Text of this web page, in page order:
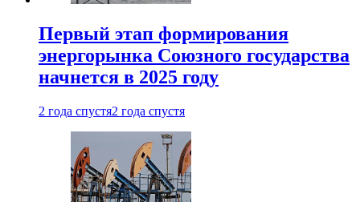
Первый этап формирования
энергорынка Союзного государства
начнется в 2025 году
2 года спустя2 года спустя